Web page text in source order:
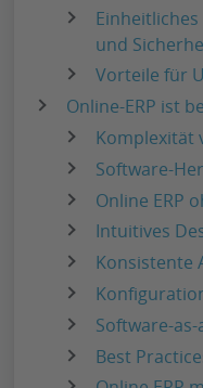
und
Vorteile für
Online-ERP ist
Komplexität
Software-
Online ERP
Intuitives
Konsistente
Software-as-
Best